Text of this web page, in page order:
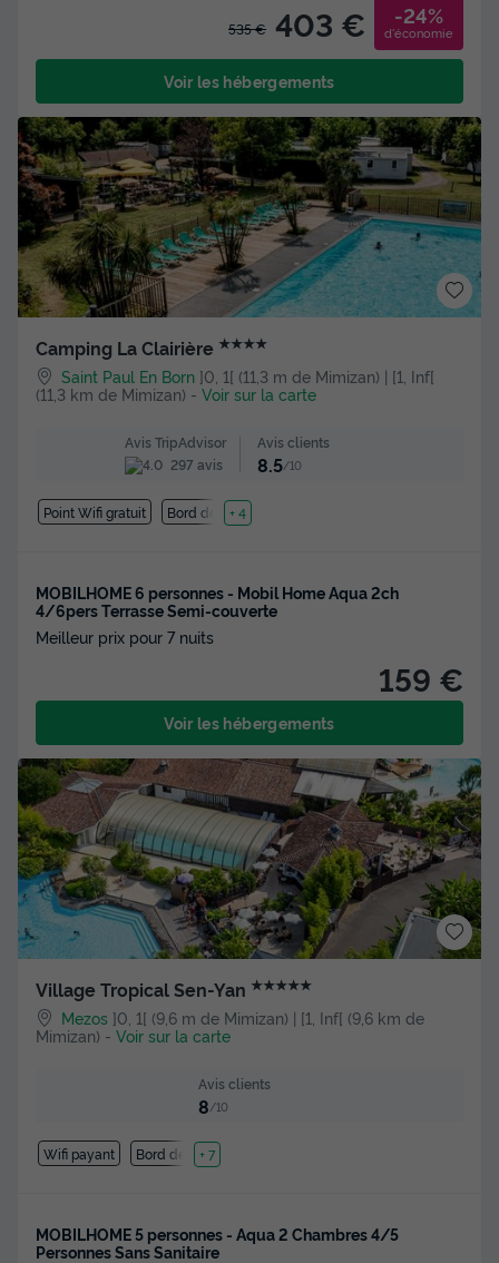
535 € 403 € -24%
d'économie
Voir les hébergements
Camping La Clairière ★★★★
Saint Paul En Born ]0, 1[ (11,3 m de Mimizan) | [1, Inf[
(11,3 km de Mimizan) - Voir sur la carte
Avis TripAdvisor
297 avis
Avis clients
8.5/10
Point Wifi gratuit Bord de mer
+ 4
MOBILHOME 6 personnes - Mobil Home Aqua 2ch
4/6pers Terrasse Semi-couverte
Meilleur prix pour 7 nuits
159 €
Voir les hébergements
Village Tropical Sen-Yan ★★★★★
Mezos ]0, 1[ (9,6 m de Mimizan) | [1, Inf[ (9,6 km de
Mimizan) - Voir sur la carte
Avis clients
8/10
Wifi payant Bord de mer
+ 7
MOBILHOME 5 personnes - Aqua 2 Chambres 4/5
Personnes Sans Sanitaire